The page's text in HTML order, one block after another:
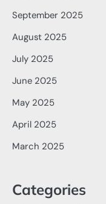
September 2025
August 2025
July 2025
June 2025
May 2025
April 2025
March 2025
Categories